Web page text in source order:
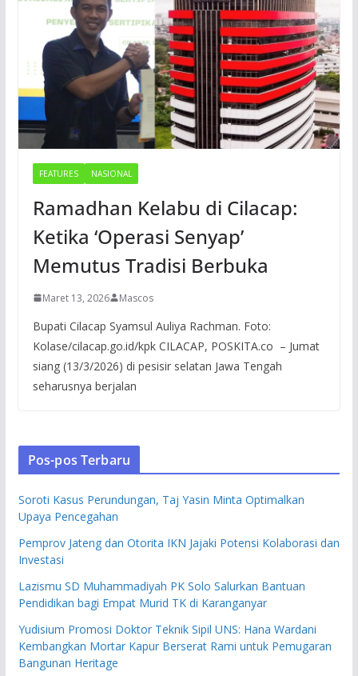
FEATURES NASIONAL
Ramadhan Kelabu di Cilacap:
Ketika ‘Operasi Senyap’
Memutus Tradisi Berbuka
Maret 13, 2026 Mascos
Bupati Cilacap Syamsul Auliya Rachman. Foto:
Kolase/cilacap.go.id/kpk CILACAP, POSKITA.co – Jumat
siang (13/3/2026) di pesisir selatan Jawa Tengah
seharusnya berjalan
Pos-pos Terbaru
Soroti Kasus Perundungan, Taj Yasin Minta Optimalkan
Upaya Pencegahan
Pemprov Jateng dan Otorita IKN Jajaki Potensi Kolaborasi dan
Investasi
Lazismu SD Muhammadiyah PK Solo Salurkan Bantuan
Pendidikan bagi Empat Murid TK di Karanganyar
Yudisium Promosi Doktor Teknik Sipil UNS: Hana Wardani
Kembangkan Mortar Kapur Berserat Rami untuk Pemugaran
Bangunan Heritage